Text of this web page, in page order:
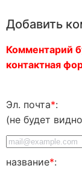
Добавить
Комментарий
контактная
Эл. почта*:
(не будет
название*: